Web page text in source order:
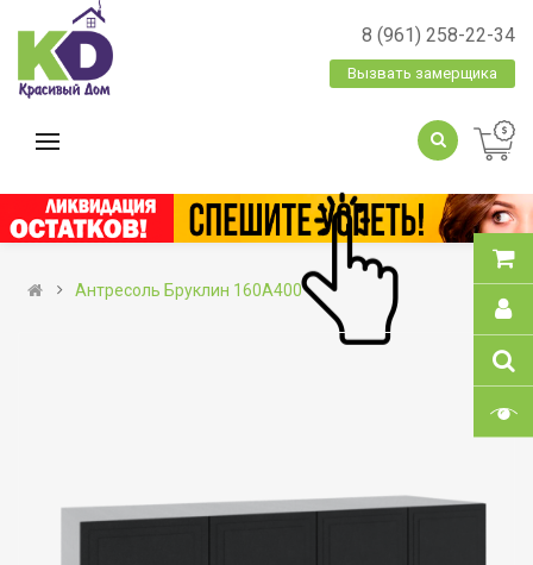
8 (961) 258-22-34
Вызвать замерщика
Антресоль Бруклин 160А400